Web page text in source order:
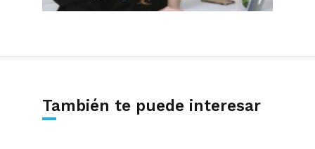
También te puede interesar